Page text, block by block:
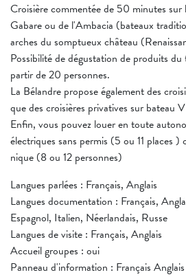
Croisière commentée de 50 minutes sur
Gabare ou de l'Ambacia (bateaux
arches du somptueux château
Possibilité de dégustation de produits
partir de 20 personnes.
La Bélandre propose également des
que des croisières privatives sur bateau
Enfin, vous pouvez louer en toute
électriques sans permis (5 ou 11 places
nique (8 ou 12 personnes)
Langues parlées : Français, Anglais
Langues documentation : Français,
Espagnol, Italien, Néerlandais, Russe
Langues de visite : Français, Anglais
Accueil groupes : oui
Panneau d'information : Français Anglais